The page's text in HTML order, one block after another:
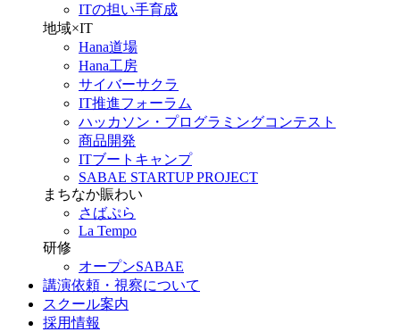
ITの担い手育成
地域×IT
Hana道場
Hana工房
サイバーサクラ
IT推進フォーラム
ハッカソン・プログラミングコンテスト
商品開発
ITブートキャンプ
SABAE STARTUP PROJECT
まちなか賑わい
さばぷら
La Tempo
研修
オープンSABAE
講演依頼・視察について
スクール案内
採用情報